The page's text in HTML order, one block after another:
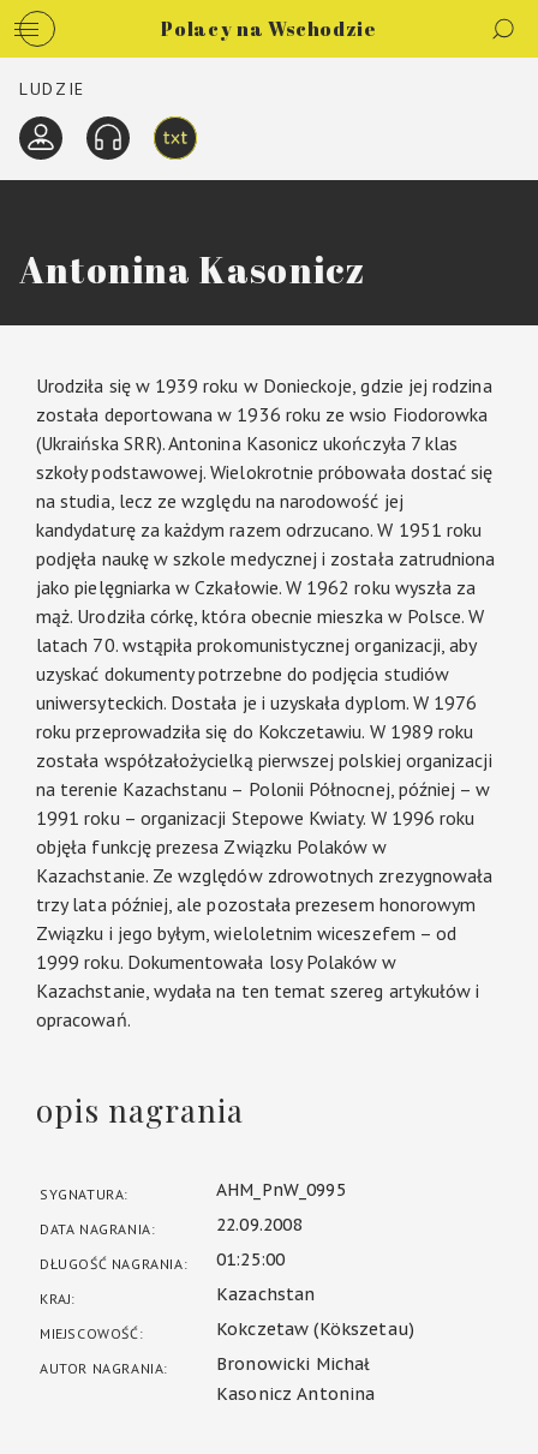
Polacy na Wschodzie
LUDZIE
Antonina Kasonicz
Urodziła się w 1939 roku w Donieckoje, gdzie jej rodzina
została deportowana w 1936 roku ze wsio Fiodorowka
(Ukraińska SRR). Antonina Kasonicz ukończyła 7 klas
szkoły podstawowej. Wielokrotnie próbowała dostać się
na studia, lecz ze względu na narodowość jej
kandydaturę za każdym razem odrzucano. W 1951 roku
podjęła naukę w szkole medycznej i została zatrudniona
jako pielęgniarka w Czkałowie. W 1962 roku wyszła za
mąż. Urodziła córkę, która obecnie mieszka w Polsce. W
latach 70. wstąpiła prokomunistycznej organizacji, aby
uzyskać dokumenty potrzebne do podjęcia studiów
uniwersyteckich. Dostała je i uzyskała dyplom. W 1976
roku przeprowadziła się do Kokczetawiu. W 1989 roku
została współzałożycielką pierwszej polskiej organizacji
na terenie Kazachstanu – Polonii Północnej, później – w
1991 roku – organizacji Stepowe Kwiaty. W 1996 roku
objęła funkcję prezesa Związku Polaków w
Kazachstanie. Ze względów zdrowotnych zrezygnowała
trzy lata później, ale pozostała prezesem honorowym
Związku i jego byłym, wieloletnim wiceszefem – od
1999 roku. Dokumentowała losy Polaków w
Kazachstanie, wydała na ten temat szereg artykułów i
opracowań.
opis nagrania
SYGNATURA: AHM_PnW_0995
DATA NAGRANIA: 22.09.2008
DŁUGOŚĆ NAGRANIA: 01:25:00
KRAJ: Kazachstan
MIEJSCOWOŚĆ: Kokczetaw (Kökszetau)
AUTOR NAGRANIA:
Bronowicki Michał
Kasonicz Antonina